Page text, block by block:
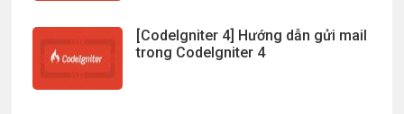
[CodeIgniter 4] Hướng dẫn gửi mail
trong CodeIgniter 4